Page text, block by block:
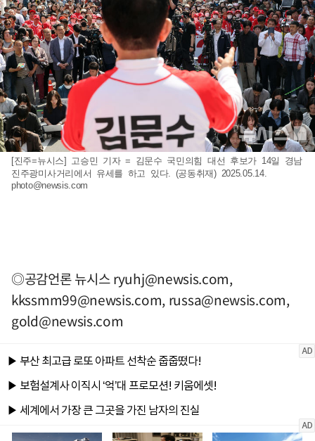
[진주=뉴시스] 고승민 기자 = 김문수 국민의힘 대선 후보가 14일 경남
진주광미사거리에서 유세를 하고 있다. (공동취재) 2025.05.14.
photo@newsis.com
◎공감언론 뉴시스ryuhj@newsis.com,
kkssmm99@newsis.com, russa@newsis.com,
gold@newsis.com